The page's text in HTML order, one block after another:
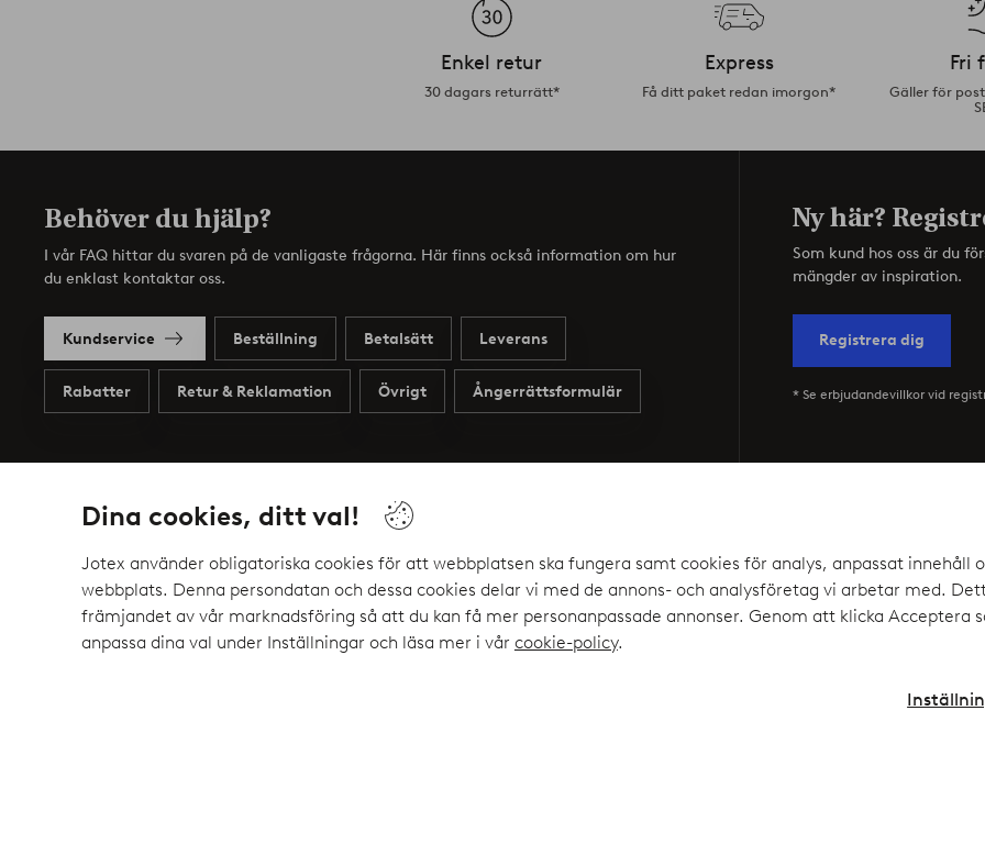
Dina cookies, ditt val!
Jotex använder obligatoriska cookies för att webbplatsen ska fungera samt cookies för analys, anpassat
webbplats. Denna persondatan och dessa cookies delar vi med de annons- och analysföretag vi arbetar med.
främjandet av vår marknadsföring så att du kan få mer personanpassade annonser. Genom att klicka Acceptera
anpassa dina val under Inställningar och läsa mer i vår cookie-policy.
Enkel retur
30 dagars returrätt*
Express
Få ditt paket redan imorgon*
Fri
Gäller för
Behöver du hjälp?
I vår FAQ hittar du svaren på de vanligaste frågorna. Här finns också information om hur
du enklast kontaktar oss.
Kundservice Beställning Betalsätt Leverans
Rabatter Retur & Reklamation Övrigt Ångerrättsformulär
Ny här?
Som kund hos oss är du
mängder av inspiration.
Registrera dig
* Se erbjudandevillkor vid
Mina sidor
Mina returer
Min faktura/konto
Om Jotex
Om Ellos Group
Hållbarhet
Flexibla betalsätt via Elpy
Ellos Försäkringar
Ellos Privatlån
Allmänna
Allmänna